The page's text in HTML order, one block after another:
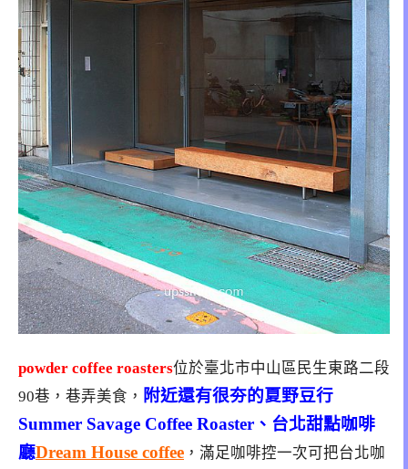
powder coffee roasters位於臺北市中山區民生東路二段
90巷，巷弄美食， 附近還有很夯的夏野豆行
Summer Savage Coffee Roaster、台北甜點咖啡
廳Dream House coffee ，滿足咖啡控一次可把台北咖